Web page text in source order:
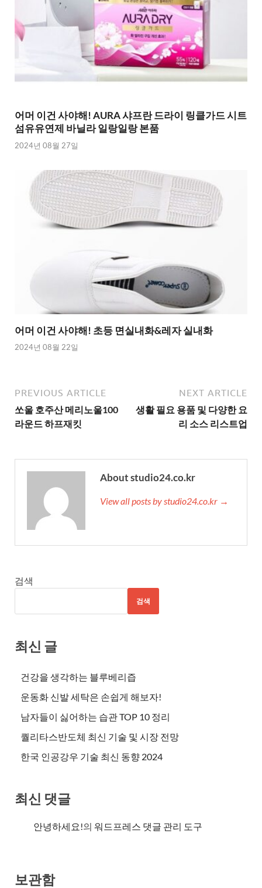
어머 이건 사야해! AURA 샤프란 드라이 링클가드 시트
섬유유연제 바닐라 일랑일랑 본품
2024년 08월 27일
어머 이건 사야해! 초등 면실내화&레자 실내화
2024년 08월 22일
PREVIOUS ARTICLE
쏘울 호주산 메리노울100
라운드 하프재킷
NEXT ARTICLE
생활 필요 용품 및 다양한 요
리 소스 리스트업
About studio24.co.kr
View all posts by studio24.co.kr →
검색
검색
최신 글
건강을 생각하는 블루베리즙
운동화 신발 세탁은 손쉽게 해보자!
남자들이 싫어하는 습관 TOP 10 정리
퀄리타스반도체 최신 기술 및 시장 전망
한국 인공강우 기술 최신 동향 2024
최신 댓글
안녕하세요!의 워드프레스 댓글 관리 도구
보관함